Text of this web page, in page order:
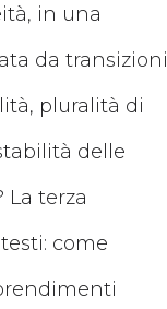
in una
da transizioni
pluralità di
delle
La terza
come